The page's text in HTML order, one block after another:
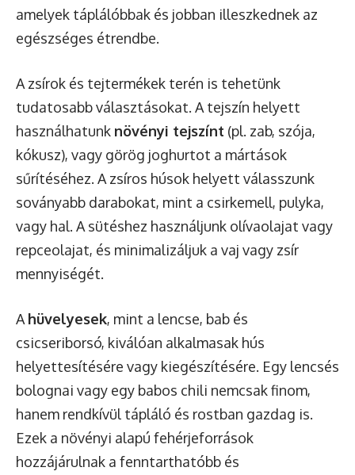
amelyek táplálóbbak és jobban illeszkednek az
egészséges étrendbe.
A zsírok és tejtermékek terén is tehetünk
tudatosabb választásokat. A tejszín helyett
használhatunk növényi tejszínt (pl. zab, szója,
kókusz), vagy görög joghurtot a mártások
sűrítéséhez. A zsíros húsok helyett válasszunk
soványabb darabokat, mint a csirkemell, pulyka,
vagy hal. A sütéshez használjunk olívaolajat vagy
repceolajat, és minimalizáljuk a vaj vagy zsír
mennyiségét.
A hüvelyesek, mint a lencse, bab és
csicseriborsó, kiválóan alkalmasak hús
helyettesítésére vagy kiegészítésére. Egy lencsés
bolognai vagy egy babos chili nemcsak finom,
hanem rendkívül tápláló és rostban gazdag is.
Ezek a növényi alapú fehérjeforrások
hozzájárulnak a fenntarthatóbb és